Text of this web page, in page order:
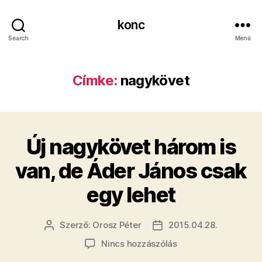
Search
konc
Menü
Címke: nagykövet
Új nagykövet három is
van, de Áder János csak
egy lehet
Bejegyzés
Szerző: Orosz Péter
Bejegyzés
dátuma
2015.04.28.
Nincs hozzászólása(z)